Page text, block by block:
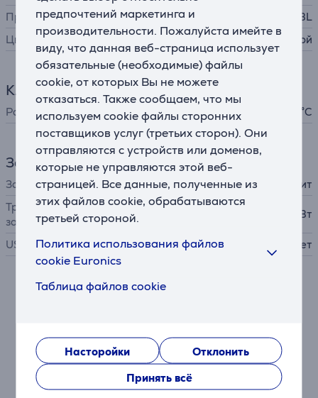
предпочтений маркетинга и
производительности. Пожалуйста имейте в
виду, что данная веб-страница использует
обязательные (необходимые) файлы
cookie, от которых Вы не можете
отказаться. Также сообщаем, что мы
используем cookie файлы сторонних
поставщиков услуг (третьих сторон). Они
отправляются с устройств или доменов,
которые не управляются этой веб-
страницей. Все данные, полученные из
этих файлов cookie, обрабатываются
третьей стороной.
Политика использования файлов
cookie Euronics
Таблица файлов cookie
Насторойки
Отклонить
Принять всё
Производитель
JBL
Цвет
голубой
Климатическая техника
Рабочая температура 0 - 45 °C
Зарядное устройство
Зарядное устройство
в комплект не входит
Требуемая мощность
зарядного устройства
2,5 - 5 Вт
USB PD Нет
Описание
Наушники JBL Wave Beam 2 оснащены 8-мм
динамическими излучателями, которые
обеспечивают мощный звук JBL Pure Bass Sound.
При каждом прослушивании музыки Вас ждет